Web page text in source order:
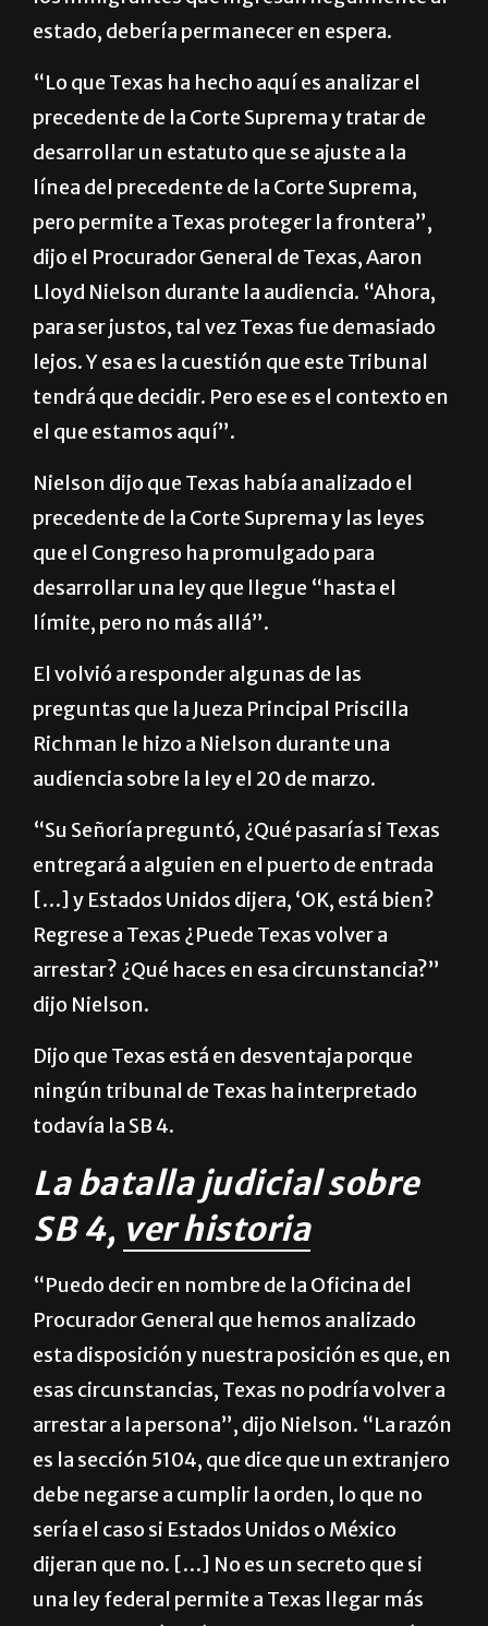
establecer delitos y sanciones estatales para
los inmigrantes que ingresan ilegalmente al
estado, debería permanecer en espera.
“Lo que Texas ha hecho aquí es analizar el
precedente de la Corte Suprema y tratar de
desarrollar un estatuto que se ajuste a la
línea del precedente de la Corte Suprema,
pero permite a Texas proteger la frontera”,
dijo el Procurador General de Texas, Aaron
Lloyd Nielson durante la audiencia. “Ahora,
para ser justos, tal vez Texas fue demasiado
lejos. Y esa es la cuestión que este Tribunal
tendrá que decidir. Pero ese es el contexto en
el que estamos aquí”.
Nielson dijo que Texas había analizado el
precedente de la Corte Suprema y las leyes
que el Congreso ha promulgado para
desarrollar una ley que llegue “hasta el
límite, pero no más allá”.
El volvió a responder algunas de las
Richman le hizo a Nielson durante una
audiencia sobre la ley el 20 de marzo.
“Su Señoría preguntó, ¿Qué pasaría si Texas
entregará a alguien en el puerto de entrada
[…] y Estados Unidos dijera, ‘OK, está bien?
Regrese a Texas ¿Puede Texas volver a
arrestar? ¿Qué haces en esa circunstancia?”
dijo Nielson.
Dijo que Texas está en desventaja porque
todavía la SB 4.
La batalla judicial sobre
SB 4,ver historia
“Puedo decir en nombre de la Oficina del
Procurador General que hemos analizado
esta disposición y nuestra posición es que, en
esas circunstancias, Texas no podría volver a
arrestar a la persona”, dijo Nielson. “La razón
es la sección 5104, que dice que un extranjero
sería el caso si Estados Unidos o México
dijeran que no. […] No es un secreto que si